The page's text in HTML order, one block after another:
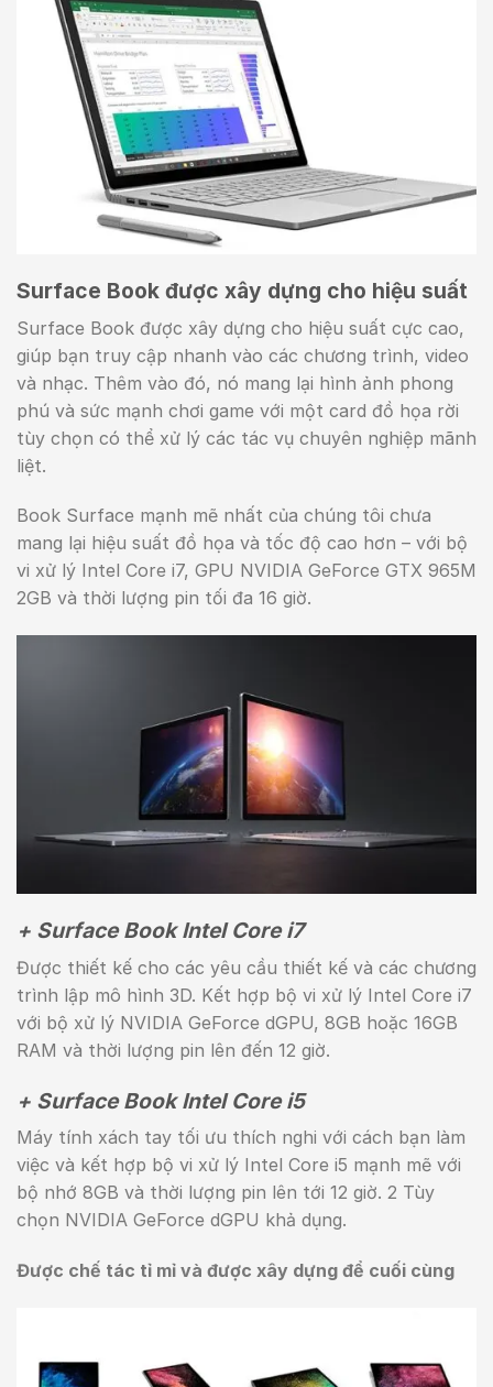
Surface Book được xây dựng cho hiệu suất
Surface Book được xây dựng cho hiệu suất cực cao,
giúp bạn truy cập nhanh vào các chương trình, video
và nhạc. Thêm vào đó, nó mang lại hình ảnh phong
phú và sức mạnh chơi game với một card đồ họa rời
tùy chọn có thể xử lý các tác vụ chuyên nghiệp mãnh
liệt.
Book Surface mạnh mẽ nhất của chúng tôi chưa
mang lại hiệu suất đồ họa và tốc độ cao hơn – với bộ
vi xử lý Intel Core i7, GPU NVIDIA GeForce GTX 965M
2GB và thời lượng pin tối đa 16 giờ.
+ Surface Book Intel Core i7
Được thiết kế cho các yêu cầu thiết kế và các chương
trình lập mô hình 3D. Kết hợp bộ vi xử lý Intel Core i7
với bộ xử lý NVIDIA GeForce dGPU, 8GB hoặc 16GB
RAM và thời lượng pin lên đến 12 giờ.
+ Surface Book Intel Core i5
Máy tính xách tay tối ưu thích nghi với cách bạn làm
việc và kết hợp bộ vi xử lý Intel Core i5 mạnh mẽ với
bộ nhớ 8GB và thời lượng pin lên tới 12 giờ. 2 Tùy
chọn NVIDIA GeForce dGPU khả dụng.
Được chế tác tỉ mỉ và được xây dựng để cuối cùng